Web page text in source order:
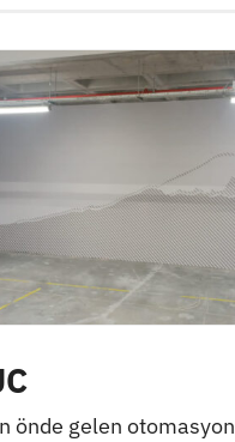
önde gelen otomasyon